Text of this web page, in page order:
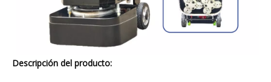
Descripción del producto: